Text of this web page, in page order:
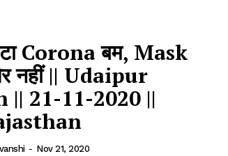
Corona बम, Mask
नहीं || Udaipur
21-11-2020 ||
- Nov 21, 2020